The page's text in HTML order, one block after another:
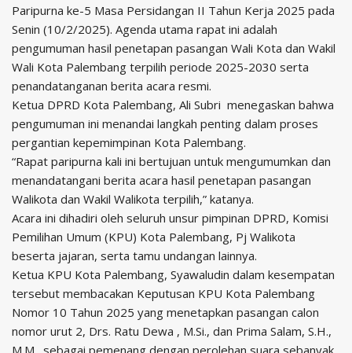
Paripurna ke-5 Masa Persidangan II Tahun Kerja 2025 pada
Senin (10/2/2025). Agenda utama rapat ini adalah
pengumuman hasil penetapan pasangan Wali Kota dan Wakil
Wali Kota Palembang terpilih periode 2025-2030 serta
penandatanganan berita acara resmi.
Ketua DPRD Kota Palembang, Ali Subri menegaskan bahwa
pengumuman ini menandai langkah penting dalam proses
pergantian kepemimpinan Kota Palembang.
“Rapat paripurna kali ini bertujuan untuk mengumumkan dan
menandatangani berita acara hasil penetapan pasangan
Walikota dan Wakil Walikota terpilih,” katanya.
Acara ini dihadiri oleh seluruh unsur pimpinan DPRD, Komisi
Pemilihan Umum (KPU) Kota Palembang, Pj Walikota
beserta jajaran, serta tamu undangan lainnya.
Ketua KPU Kota Palembang, Syawaludin dalam kesempatan
tersebut membacakan Keputusan KPU Kota Palembang
Nomor 10 Tahun 2025 yang menetapkan pasangan calon
nomor urut 2, Drs. Ratu Dewa , M.Si., dan Prima Salam, S.H.,
M.M., sebagai pemenang dengan perolehan suara sebanyak